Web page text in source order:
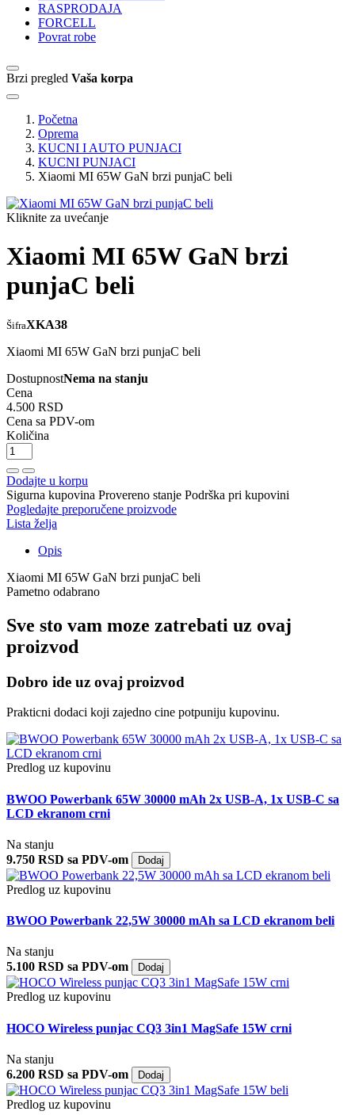
RASPRODAJA
FORCELL
Povrat robe
Brzi pregled Vaša korpa
Početna
Oprema
KUCNI I AUTO PUNJACI
KUCNI PUNJACI
Xiaomi MI 65W GaN brzi punjaC beli
Kliknite za uvećanje
Xiaomi MI 65W GaN brzi
punjaC beli
ŠifraXKA38
Xiaomi MI 65W GaN brzi punjaC beli
DostupnostNema na stanju
Cena
4.500 RSD
Cena sa PDV-om
Količina
Dodajte u korpu
Sigurna kupovina Provereno stanje Podrška pri kupovini
Pogledajte preporučene proizvode
Lista želja
Opis
Xiaomi MI 65W GaN brzi punjaC beli
Pametno odabrano
Sve sto vam moze zatrebati uz ovaj
proizvod
Dobro ide uz ovaj proizvod
Prakticni dodaci koji zajedno cine potpuniju kupovinu.
Predlog uz kupovinu
BWOO Powerbank 65W 30000 mAh 2x USB-A, 1x USB-C sa
LCD ekranom crni
Na stanju
9.750 RSD sa PDV-om
Dodaj
Predlog uz kupovinu
BWOO Powerbank 22,5W 30000 mAh sa LCD ekranom beli
Na stanju
5.100 RSD sa PDV-om
Dodaj
Predlog uz kupovinu
HOCO Wireless punjac CQ3 3in1 MagSafe 15W crni
Na stanju
6.200 RSD sa PDV-om
Dodaj
Predlog uz kupovinu